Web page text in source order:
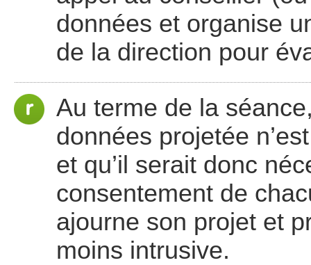
données et organise
de la direction pour
Au terme de la
données projetée
et qu’il serait donc
consentement de
ajourne son projet et
moins intrusive.